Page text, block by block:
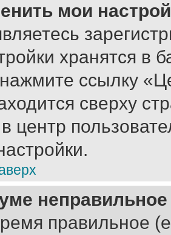
мои
хранятся в
ссылку
сверху
центр
правильное